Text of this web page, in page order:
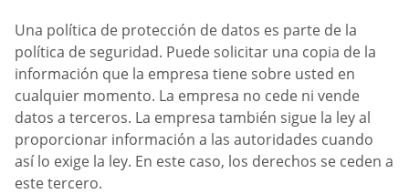
Una política de protección de datos es parte de la
política de seguridad. Puede solicitar una copia de la
información que la empresa tiene sobre usted en
cualquier momento. La empresa no cede ni vende
datos a terceros. La empresa también sigue la ley al
proporcionar información a las autoridades cuando
así lo exige la ley. En este caso, los derechos se ceden a
este tercero.